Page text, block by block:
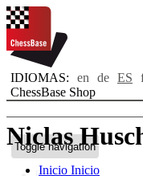
IDIOMAS: en de ES
ChessBase Shop
Toggle navigation
Inicio Inicio
Niclas